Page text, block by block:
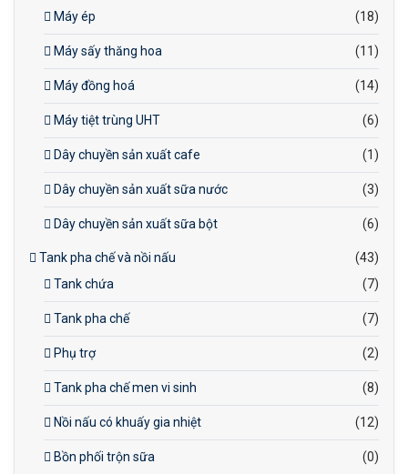
Máy ép (18)
Máy sấy thăng hoa (11)
Máy đồng hoá (14)
Máy tiệt trùng UHT (6)
Dây chuyền sản xuất cafe (1)
Dây chuyền sản xuất sữa nước (3)
Dây chuyền sản xuất sữa bột (6)
Tank pha chế và nồi nấu
(43)
Tank chứa
(7)
Tank pha chế (7)
Phụ trợ (2)
Tank pha chế men vi sinh (8)
Nồi nấu có khuấy gia nhiệt (12)
Bồn phối trộn sữa (0)